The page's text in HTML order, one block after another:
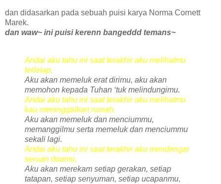
dan didasarkan pada sebuah puisi karya Norma Cornett
Marek.
dan waw~ ini puisi kerenn bangeddd temans~
Andai aku tahu ini saat terakhir aku melihatmu
terlelap,
Aku akan memeluk erat dirimu, aku akan
memohon kepada Tuhan ‘tuk melindungimu.
Andai aku tahu ini saat terakhir aku melihatmu
kau meninggalkan rumah,
Aku akan memeluk dan menciummu,
memanggilmu serta memeluk dan menciummu
sekali lagi.
Andai aku tahu ini saat terakhir aku mendengar
seruan doamu,
Aku akan merekam setiap gerakan, setiap
tatapan, setiap senyuman, setiap ucapanmu,